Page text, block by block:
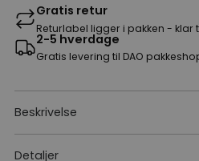
Gratis retur
Returlabel ligger i pakken - klar
2-5 hverdage
Gratis levering til DAO
Beskrivelse
Detaljer